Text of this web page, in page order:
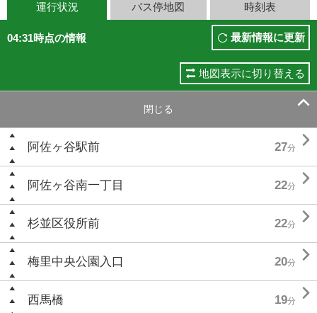
運行状況 バス停地図 時刻表
04:31時点の情報 最新情報に更新
地図表示に切り替える
閉じる 
阿佐ヶ谷駅前 27分 
阿佐ヶ谷南一丁目 22分 
杉並区役所前 22分 
梅里中央公園入口 20分 
西馬橋 19分 